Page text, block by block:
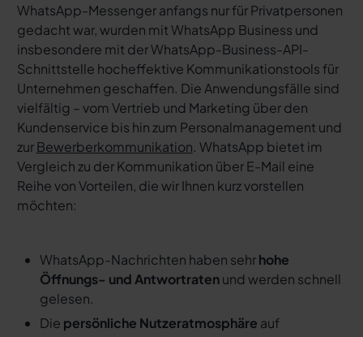
WhatsApp-Messenger anfangs nur für Privatpersonen
gedacht war, wurden mit WhatsApp Business und
insbesondere mit der WhatsApp-Business-API-
Schnittstelle hocheffektive Kommunikationstools für
Unternehmen geschaffen. Die Anwendungsfälle sind
vielfältig – vom Vertrieb und Marketing über den
Kundenservice bis hin zum Personalmanagement und
zurBewerberkommunikation. WhatsApp bietet im
Vergleich zu der Kommunikation über E-Mail eine
Reihe von Vorteilen, die wir Ihnen kurz vorstellen
möchten:
WhatsApp-Nachrichten haben sehrhohe
Öffnungs- und Antwortratenund werden schnell
gelesen.
Die persönliche Nutzeratmosphäre auf